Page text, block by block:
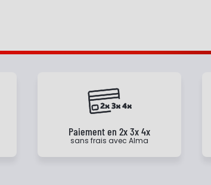
Paiement en 2x 3x 4x
sans frais avec Alma